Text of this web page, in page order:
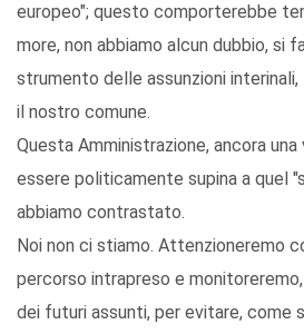
europeo"; questo comporterebbe
more, non abbiamo alcun dubbio, si
strumento delle assunzioni
il nostro comune.
Questa Amministrazione, ancora
essere politicamente supina a quel
abbiamo contrastato.
Noi non ci stiamo. Attenzioneremo
percorso intrapreso e monitoreremo,
dei futuri assunti, per evitare, come